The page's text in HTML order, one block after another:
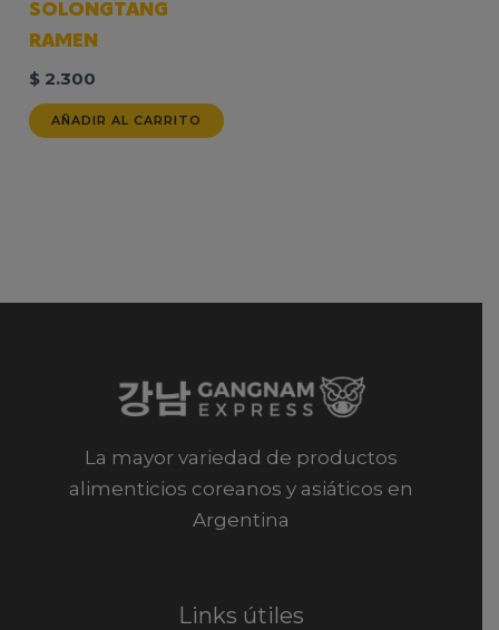
SOLONGTANG
RAMEN
$ 2.300
AÑADIR AL CARRITO
La mayor variedad de productos
alimenticios coreanos y asiáticos en
Argentina
Links útiles